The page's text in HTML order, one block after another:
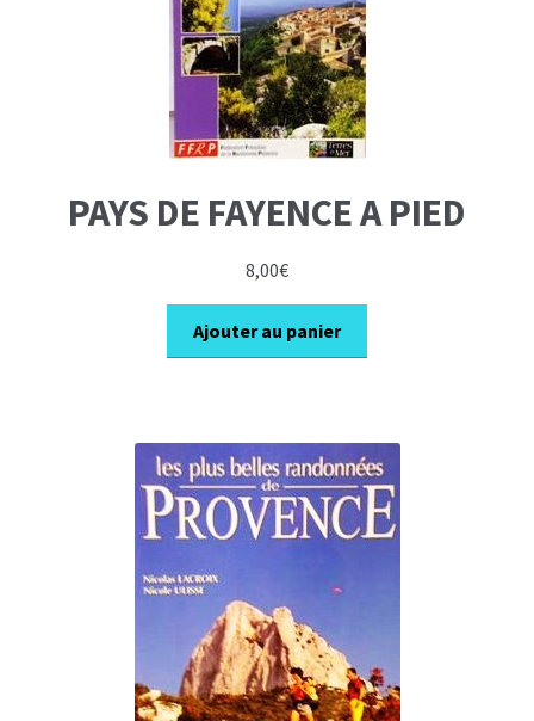
PAYS DE FAYENCE A PIED
8,00€
Ajouter au panier